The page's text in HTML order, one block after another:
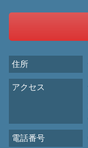
住所
アクセス
電話番号